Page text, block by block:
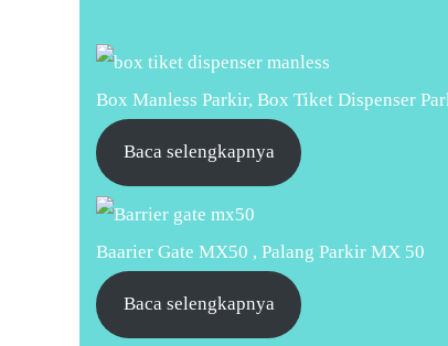
Box Manless Parkir, Box Tiket Dispenser
Baca selengkapnya
Baarier Gate MX50 , Palang Parkir MX 50
Baca selengkapnya